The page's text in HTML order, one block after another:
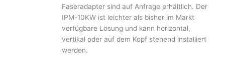
Faseradapter sind auf Anfrage erhältlich. Der
IPM-10KW ist leichter als bisher im Markt
verfügbare Lösung und kann horizontal,
vertikal oder auf dem Kopf stehend installiert
werden.